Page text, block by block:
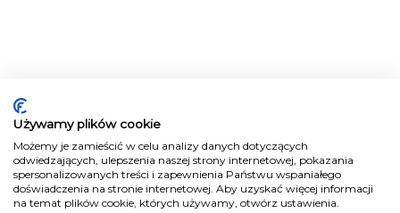
Używamy plików cookie
Możemy je zamieścić w celu analizy danych dotyczących
odwiedzających, ulepszenia naszej strony internetowej, pokazania
spersonalizowanych treści i zapewnienia Państwu wspaniałego
doświadczenia na stronie internetowej. Aby uzyskać więcej informacji
na temat plików cookie, których używamy, otwórz ustawienia.